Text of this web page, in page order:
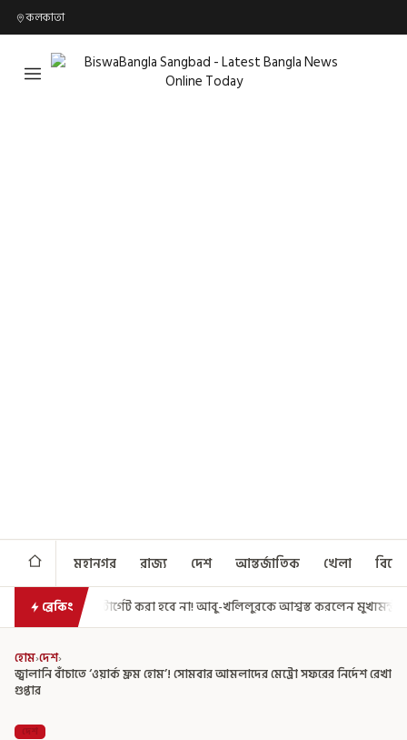
কলকাতা
মহানগর রাজ্য দেশ আন্তর্জাতিক খেলা
ব্রেকিং
হবে না! আবু-খলিলুরকে আশ্বস্ত করলেন মুখ্যমন্ত্রী এগিয়ে গেল আরও
হোম›দেশ›
জ্বালানি বাঁচাতে ‘ওয়ার্ক ফ্রম হোম’! সোমবার আমলাদের মেট্রো সফরের নির্দেশ রেখা
গুপ্তার
দেশ